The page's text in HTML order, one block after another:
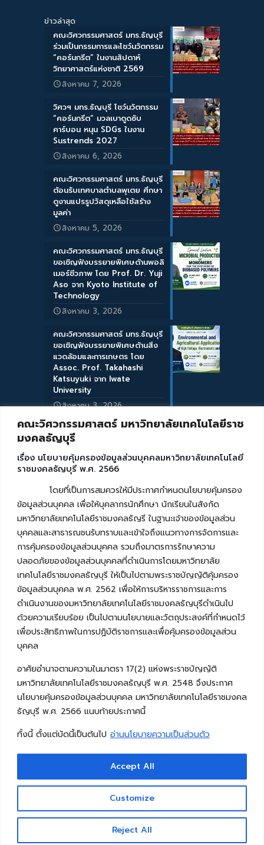
คณะวิศวกรรมศาสตร์ มหาวิทยาลัยเทคโนโลยีราช
มงคลธัญบุรี
เรื่อง นโยบายคุ้มครองข้อมูลส่วนบุคคลมหาวิทยาลัยเทคโนโลยี
ราชมงคลธัญบุรี พ.ศ. 2566
โดยที่เป็นการสมควรให้มีประกาศกำหนดนโยบายคุ้มครอง
ข้อมูลส่วนบุคคล เพื่อให้บุคลากรนักศึกษา นักเรียนในสังกัด
มหาวิทยาลัยเทคโนโลยีราชมงคลธัญรี ในฐานะเจ้าของข้อมูลส่วน
บุคคลและสาธารณชนรับทราบและเข้าใจถึงแนวทางการจัดการและ
การคุ้มครองข้อมูลส่วนบุคคล รวมถึงมาตรการรักษาความ
ปลอดภัยของข้อมูลส่วนบุคคลที่ดำเนินการโดยมหาวิทยาลัย
เทคโนโลยีราชมงคลธัญบุรี ให้เป็นไปตามพระราชบัญญัติคุ้มครอง
ข้อมูลส่วนบุคคล พ.ศ. 2562 เพื่อให้การบริหารราชการและการ
ดำเนินงานของมหาวิทยาลัยเทคโนโลยีราชมงคลธัญบุรีดำเนินไป
ด้วยความเรียบร้อย เป็นไปตามนโยบายและวัตถุประสงค์ที่กำหนดไว้
เพื่อประสิทธิภาพในการปฏิบัติราชการและเพื่อคุ้มครองข้อมูลส่วน
บุคคล
อาศัยอำนาจตามความในมาตรา 17(2) แห่งพระราชบัญญัติ
มหาวิทยาลัยเทคโนโลยีราชมงคลธัญบุรี พ.ศ. 2548 จึงประกาศ
นโยบายคุ้มครองข้อมูลส่วนบุคคล มหาวิทยาลัยเทคโนโลยีราชมงคล
ธัญบุรี พ.ศ. 2566 แนบท้ายประกาศนี้
ทั้งนี้ ตั้งแต่บัดนี้เป็นต้นไป อ่านนโยบายความเป็นส่วนตัว
Customize
Reject All
Accept All
ข่าวล่าสุด
คณะวิศวกรรมศาสตร์ มทร.ธัญบุรี
ร่วมเป็นกรรมการและโชว์นวัตกรรม
“คอร์นกรีต” ในงานสัปดาห์
วิทยาศาสตร์แห่งชาติ 2569
สิงหาคม 7, 2026
วิศวฯ มทร.ธัญบุรี โชว์นวัตกรรม
“คอร์นกรีต” มวลเบาดูดซับ
คาร์บอน หนุน SDGs ในงาน
Sustrends 2027
สิงหาคม 6, 2026
คณะวิศวกรรมศาสตร์ มทร.ธัญบุรี
ต้อนรับเทศบาลตำบลพุเตย ศึกษา
ดูงานแปรรูปวัสดุเหลือใช้สร้าง
มูลค่า
สิงหาคม 5, 2026
คณะวิศวกรรมศาสตร์ มทร.ธัญบุรี
ขอเชิญฟังบรรยายพิเศษด้านพอลิ
เมอร์ชีวภาพ โดย Prof. Dr. Yuji
Aso จาก Kyoto Institute of
Technology
สิงหาคม 3, 2026
คณะวิศวกรรมศาสตร์ มทร.ธัญบุรี
ขอเชิญฟังบรรยายพิเศษด้านสิ่ง
แวดล้อมและการเกษตร โดย
Assoc. Prof. Takahashi
Katsuyuki จาก Iwate
University
สิงหาคม 3, 2026
Copyright © 2026 คณะวิศวกรรมศาสตร์ มหาวิทยาลัย
เทคโนโลยีราชมงคลธัญบุรี